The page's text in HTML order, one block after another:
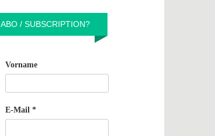
ABO / SUBSCRIPTION?
Vorname
E-Mail *